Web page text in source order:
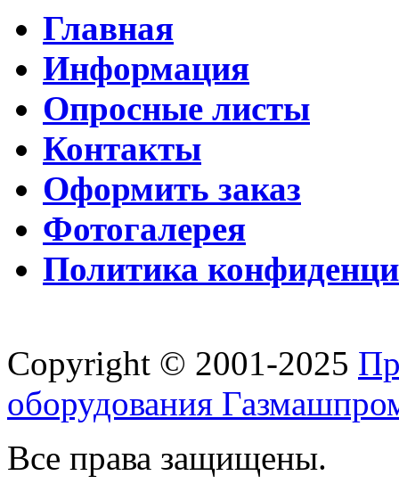
Главная
Информация
Опросные листы
Контакты
Оформить заказ
Фотогалерея
Политика
Copyright © 2001-2025
оборудования
Все права защищены.